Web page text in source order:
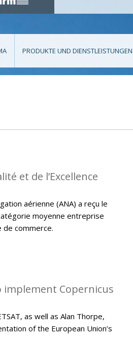
PRODUKTE UND DIENSTLEISTUNGEN
et de l’Excellence
aérienne (ANA) a reçu le
moyenne entreprise
de commerce.
implement Copernicus
as well as Alan Thorpe,
of the European Union’s